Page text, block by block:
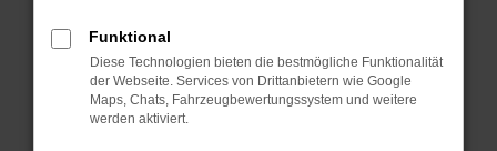
Starte dein Gerät neu.
Das kann manchmal helfen, vorübergehende
Probleme zu beheben.
Funktional
Diese Technologien bieten die bestmögliche Funktionalität
der Webseite. Services von Drittanbietern wie Google
Maps, Chats, Fahrzeugbewertungssystem und weitere
werden aktiviert.